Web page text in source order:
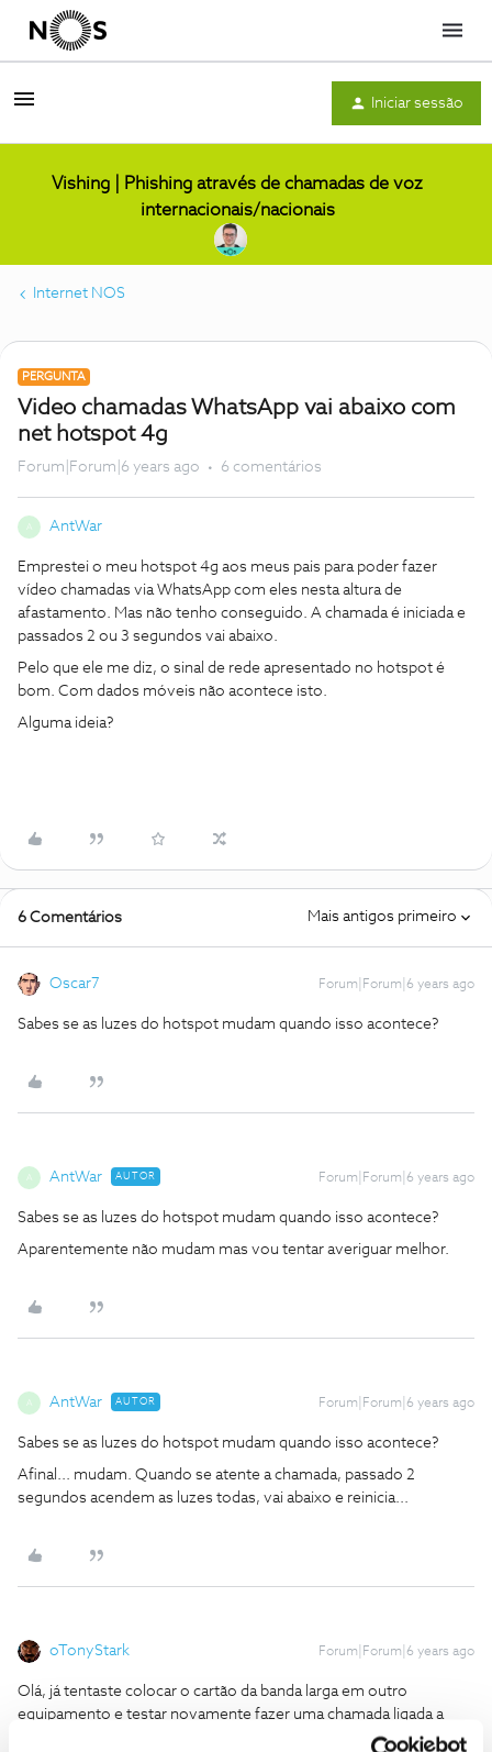
Menu
Iniciar sessão
Vishing | Phishing através de chamadas de voz
internacionais/nacionais
Internet NOS
PERGUNTA
Video chamadas WhatsApp vai abaixo com
net hotspot 4g
Forum|Forum|6 years ago 6 comentários
A AntWar
Emprestei o meu hotspot 4g aos meus pais para poder fazer
vídeo chamadas via WhatsApp com eles nesta altura de
afastamento. Mas não tenho conseguido. A chamada é iniciada e
passados 2 ou 3 segundos vai abaixo.
Pelo que ele me diz, o sinal de rede apresentado no hotspot é
bom. Com dados móveis não acontece isto.
Alguma ideia?
6 Comentários Mais antigos primeiro
Oscar7 Forum|Forum|6 years ago
Sabes se as luzes do hotspot mudam quando isso acontece?
A AntWar AUTOR Forum|Forum|6 years ago
Sabes se as luzes do hotspot mudam quando isso acontece?
Aparentemente não mudam mas vou tentar averiguar melhor.
A AntWar AUTOR Forum|Forum|6 years ago
Sabes se as luzes do hotspot mudam quando isso acontece?
Afinal... mudam. Quando se atente a chamada, passado 2
segundos acendem as luzes todas, vai abaixo e reinicia...
oTonyStark Forum|Forum|6 years ago
Olá, já tentaste colocar o cartão da banda larga em outro
equipamento e testar novamente fazer uma chamada ligada a
esse rede, para perceber se é do cartão ou do hotspot?